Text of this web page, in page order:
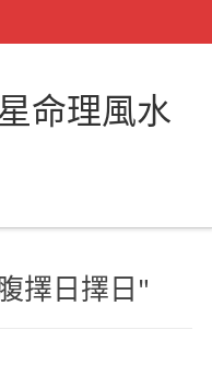
命理風水
擇日擇日"